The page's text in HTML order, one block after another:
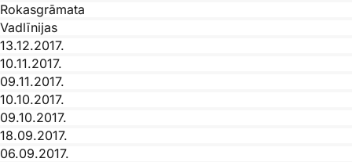
Rokasgrāmata
Vadlīnijas
13.12.2017.
10.11.2017.
09.11.2017.
10.10.2017.
09.10.2017.
18.09.2017.
06.09.2017.